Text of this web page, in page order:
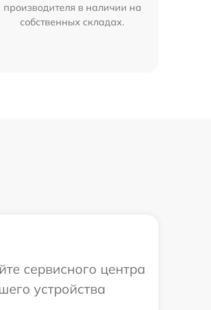
производителя в наличии на
собственных складах.
сервисного центра
устройства